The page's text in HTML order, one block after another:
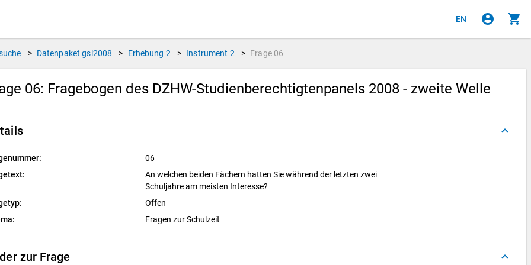
EN account_circle shopping_cart
> Datenpaket gsl2008 > Erhebung 2 > Instrument 2 > Frage 06
06: Fragebogen des DZHW-Studienberechtigtenpanels 2008 - zweite Welle
keyboard_arrow_up
06
An welchen beiden Fächern hatten Sie während der letzten zwei
Schuljahre am meisten Interesse?
Offen
Fragen zur Schulzeit
zur Frage keyboard_arrow_up